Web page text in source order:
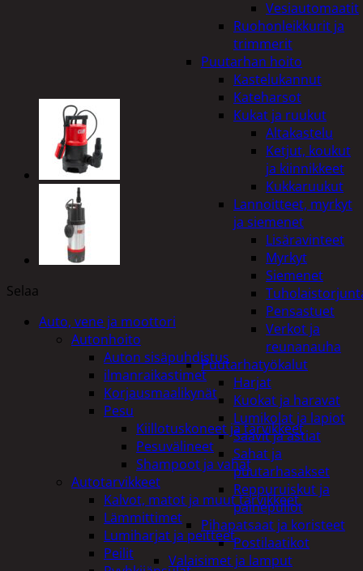
Vesiautomaatit
Ruohonleikkurit ja
trimmerit
Puutarhan hoito
Kastelukannut
Kateharsot
Kukat ja ruukut
Altakastelu
Ketjut, koukut
ja kiinnikkeet
Kukkaruukut
Lannoitteet, myrkyt
ja siemenet
Lisäravinteet
Myrkyt
Siemenet
Pensastuet
Verkot ja
reunanauha
Puutarhatyökalut
Harjat
Kuokat ja haravat
Lumikolat ja lapiot
Saavit ja astiat
Sahat ja
puutarhasakset
Reppuruiskut ja
painepullot
Pihapatsaat ja koristeet
Postilaatikot
Valaisimet ja lamput
Selaa
Auto, vene ja moottori
Autonhoito
Auton sisäpuhdistus
ilmanraikastimet
Korjausmaalikynät
Pesu
Kiillotuskoneet ja tarvikkeet
Pesuvälineet
Shampoot ja vahat
Autotarvikkeet
Kalvot, matot ja muut tarvikkeet
Lämmittimet
Lumiharjat ja peitteet
Peilit